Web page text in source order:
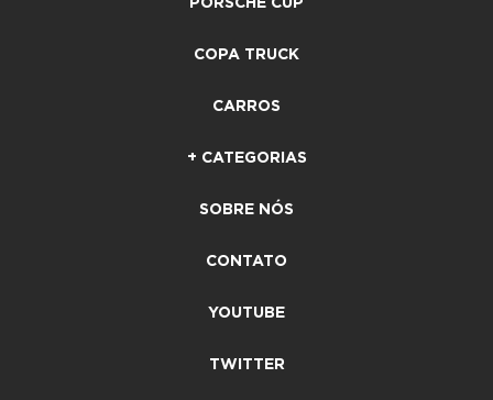
COPA TRUCK
CARROS
+ CATEGORIAS
SOBRE NÓS
CONTATO
YOUTUBE
TWITTER